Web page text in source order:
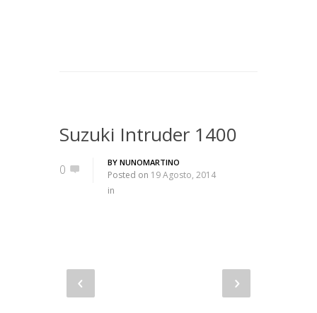
Suzuki Intruder 1400
0 BY NUNOMARTINO
Posted on 19 Agosto, 2014
in